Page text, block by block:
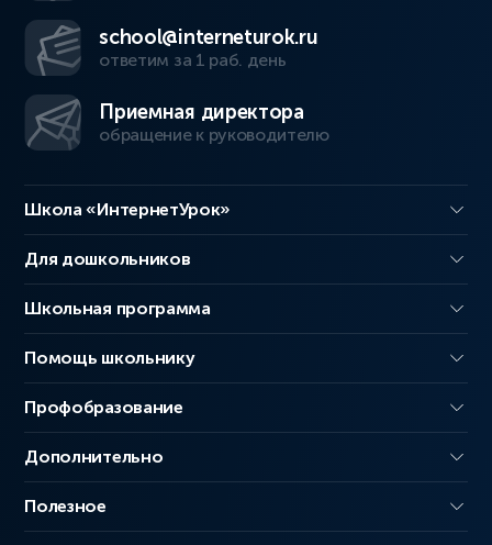
school@interneturok.ru
ответим за 1 раб. день
Приемная директора
обращение к руководителю
Школа «ИнтернетУрок»
Для дошкольников
Школьная программа
Помощь школьнику
Профобразование
Дополнительно
Полезное